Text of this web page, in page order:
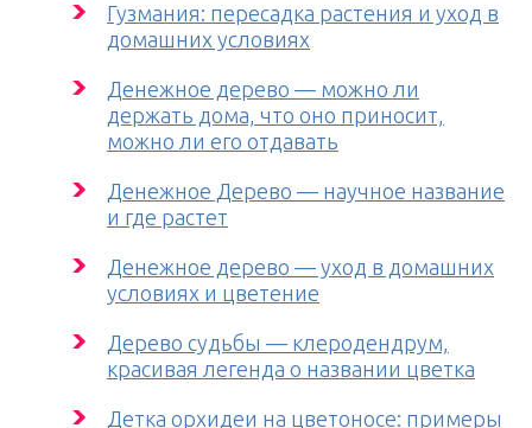
Гузмания: пересадка растения и уход в
домашних условиях
Денежное дерево — можно ли
держать дома, что оно приносит,
можно ли его отдавать
Денежное Дерево — научное название
и где растет
Денежное дерево — уход в домашних
условиях и цветение
Дерево судьбы — клеродендрум,
красивая легенда о названии цветка
Детка орхидеи на цветоносе: примеры